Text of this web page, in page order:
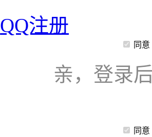
QQ注册
同意
亲，登录
同意